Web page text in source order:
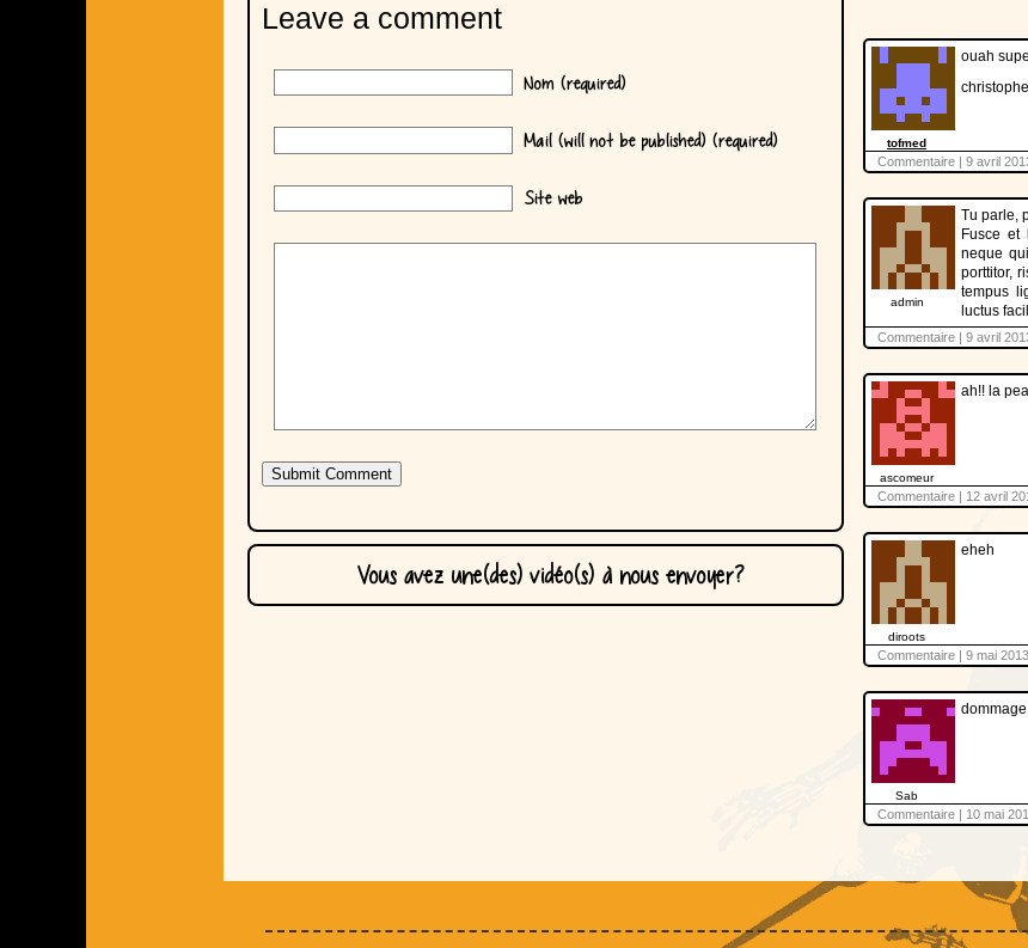
tofmed
ouah
Commentaire | 9 avril
admin
Tu parle,
Fusce et
neque
porttitor,
tempus
luctus
Commentaire | 9 avril
ascomeur
ah!! la
Commentaire | 12 avril
diroots
eheh
Commentaire | 9 mai 2013
Sab
Commentaire | 10 mai
Leave a comment
Nom (required)
Mail (will not be published) (required)
Site web
Vous avez une(des) vidéo(s) à nous envoyer?